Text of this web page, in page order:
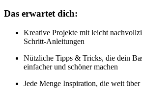
Das erwartet dich:
Kreative Projekte mit leicht
Schritt-Anleitungen
Nützliche Tipps & Tricks, die dein
einfacher und schöner machen
Jede Menge Inspiration, die weit